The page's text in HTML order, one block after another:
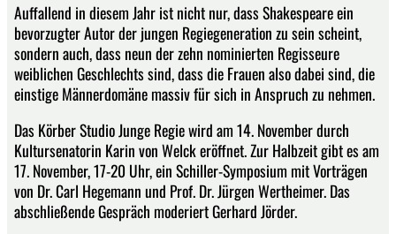
Auffallend in diesem Jahr ist nicht nur, dass Shakespeare ein
bevorzugter Autor der jungen Regiegeneration zu sein scheint,
sondern auch, dass neun der zehn nominierten Regisseure
weiblichen Geschlechts sind, dass die Frauen also dabei sind, die
einstige Männerdomäne massiv für sich in Anspruch zu nehmen.
Das Körber Studio Junge Regie wird am 14. November durch
Kultursenatorin Karin von Welck eröffnet. Zur Halbzeit gibt es am
17. November, 17-20 Uhr, ein Schiller-Symposium mit Vorträgen
von Dr. Carl Hegemann und Prof. Dr. Jürgen Wertheimer. Das
abschließende Gespräch moderiert Gerhard Jörder.